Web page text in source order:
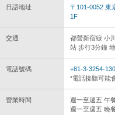
日語地址
〒101-0052 東
1F
交通
都營新宿線 小
站 步行3分鐘
電話號碼
+81-3-3254-
*電話接聽可能
營業時間
週一至週五 午
週一至週五 晚